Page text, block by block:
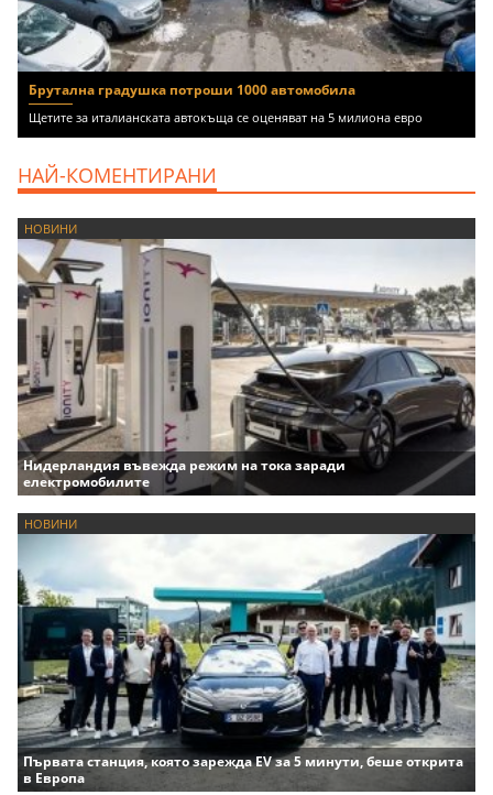
Брутална градушка потроши 1000 автомобила
Щетите за италианската автокъща се оценяват на 5 милиона евро
НАЙ-КОМЕНТИРАНИ
НОВИНИ
Нидерландия въвежда режим на тока заради
електромобилите
НОВИНИ
Първата станция, която зарежда EV за 5 минути, беше открита
в Европа